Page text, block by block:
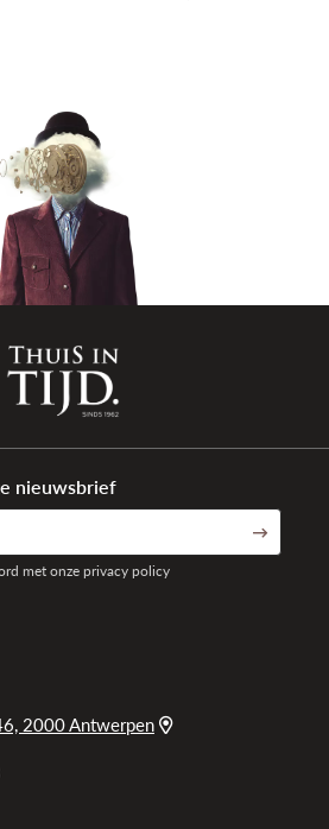
2000 Antwerpen
nieuwsbrief
met onze privacy policy